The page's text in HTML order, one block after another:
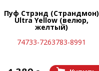
Пуф Стрэнд (Страндмон)
Ultra Yellow (велюр,
желтый)
74733-7263783-8991